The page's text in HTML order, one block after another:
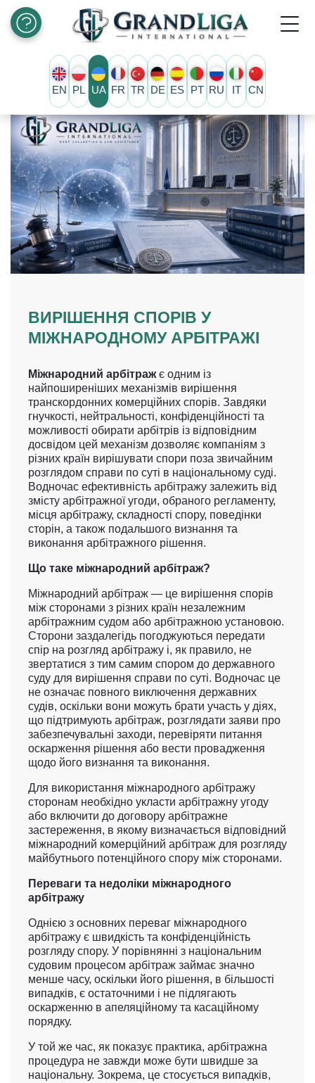
EN PL UA FR TR DE ES PT RU IT CN
ВИРІШЕННЯ СПОРІВ У
МІЖНАРОДНОМУ АРБІТРАЖІ
Міжнародний арбітражє одним із
найпоширеніших механізмів вирішення
транскордонних комерційних спорів. Завдяки
гнучкості, нейтральності, конфіденційності та
можливості обирати арбітрів із відповідним
досвідом цей механізм дозволяє компаніям з
різних країн вирішувати спори поза звичайним
розглядом справи по суті в національному суді.
Водночас ефективність арбітражу залежить від
змісту арбітражної угоди, обраного регламенту,
місця арбітражу, складності спору, поведінки
сторін, а також подальшого визнання та
виконання арбітражного рішення.
Що таке міжнародний арбітраж?
Міжнародний арбітраж — це вирішення спорів
між сторонами з різних країн незалежним
арбітражним судом або арбітражною установою.
Сторони заздалегідь погоджуються передати
спір на розгляд арбітражу і, як правило, не
звертатися з тим самим спором до державного
суду для вирішення справи по суті. Водночас це
не означає повного виключення державних
судів, оскільки вони можуть брати участь у діях,
що підтримують арбітраж, розглядати заяви про
забезпечувальні заходи, перевіряти питання
оскарження рішення або вести провадження
щодо його визнання та виконання.
Для використання міжнародного арбітражу
сторонам необхідно укласти арбітражну угоду
або включити до договору арбітражне
застереження, в якому визначається відповідний
міжнародний комерційний арбітраж для розгляду
майбутнього потенційного спору між сторонами.
Переваги та недоліки міжнародного
арбітражу
Однією з основних переваг міжнародного
арбітражу є швидкість та конфіденційність
розгляду спору. У порівнянні з національним
судовим процесом арбітраж займає значно
менше часу, оскільки його рішення, в більшості
випадків, є остаточними і не підлягають
оскарженню в апеляційному та касаційному
порядку.
У той же час, як показує практика, арбітражна
процедура не завжди може бути швидше за
національну. Зокрема, це стосується випадків,